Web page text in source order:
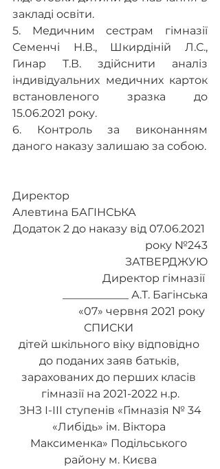
закладі освіти.
5. Медичним сестрам гімназії
Семенчі Н.В., Шкирдіній Л.С.,
Гинар Т.В. здійснити аналіз
індивідуальних медичних карток
встановленого зразка до
15.06.2021 року.
6. Контроль за виконанням
даного наказу залишаю за собою.
Директор
Алевтина БАГІНСЬКА
Додаток 2 до наказу від 07.06.2021
року №243
ЗАТВЕРДЖУЮ
Директор гімназії
____________ А.Т. Багінська
«07» червня 2021 року
СПИСКИ
дітей шкільного віку відповідно
до поданих заяв батьків,
зарахованих до перших класів
гімназії на 2021-2022 н.р.
«Либідь» ім. Віктора
Максименка» Подільського
району м. Києва